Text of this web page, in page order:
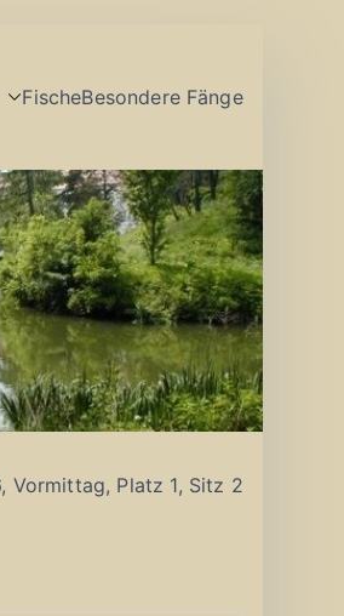
FischeBesondere Fänge
Vormittag, Platz 1, Sitz 2